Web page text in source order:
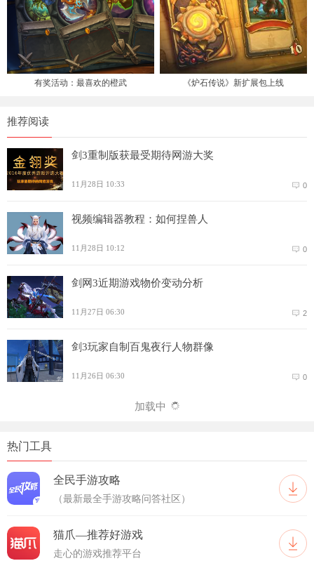
有奖活动：最喜欢的橙武 《炉石传说》新扩展包上线
推荐阅读
剑3重制版获最受期待网游大奖
11月28日 10:33 0
视频编辑器教程：如何捏兽人
11月28日 10:12 0
剑网3近期游戏物价变动分析
11月27日 06:30 2
剑3玩家自制百鬼夜行人物群像
11月26日 06:30 0
加载中
热门工具
全民手游攻略
（最新最全手游攻略问答社区）
猫爪—推荐好游戏
走心的游戏推荐平台